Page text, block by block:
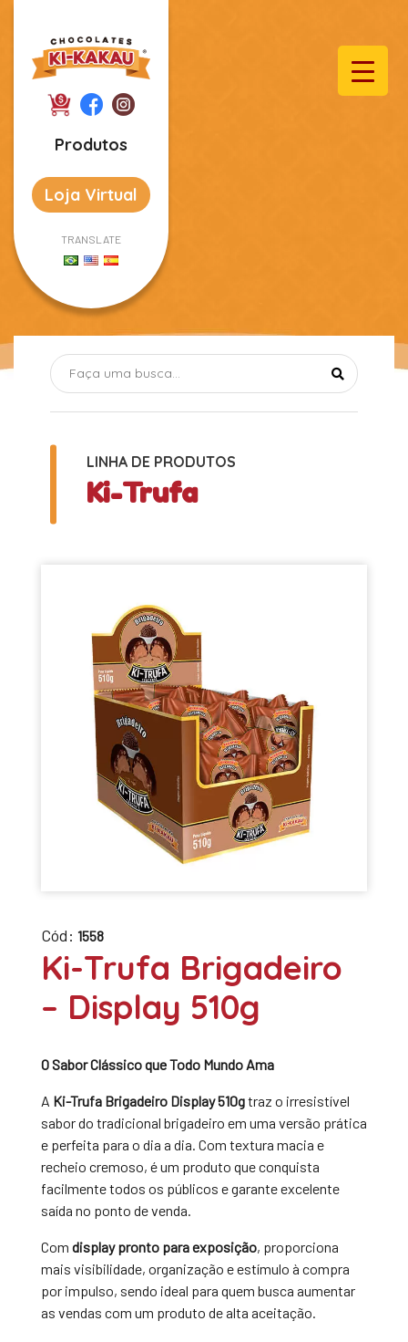
Produtos
Loja Virtual
TRANSLATE
LINHA DE PRODUTOS
Ki-Trufa
Cód: 1558
Ki-Trufa Brigadeiro
– Display 510g
O Sabor Clássico que Todo Mundo Ama
A Ki-Trufa Brigadeiro Display 510gtraz o irresistível
sabor do tradicional brigadeiro em uma versão prática
e perfeita para o dia a dia. Com textura macia e
recheio cremoso, é um produto que conquista
facilmente todos os públicos e garante excelente
saída no ponto de venda.
Com display pronto para exposição, proporciona
mais visibilidade, organização e estímulo à compra
por impulso, sendo ideal para quem busca aumentar
as vendas com um produto de alta aceitação.